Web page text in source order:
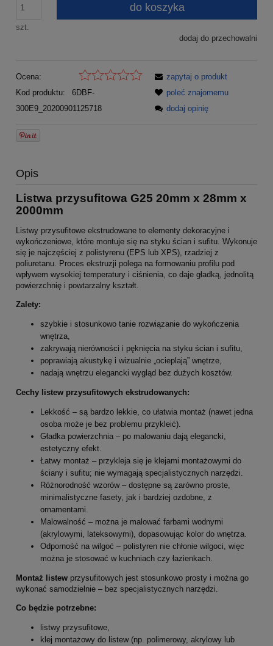
szt.
do koszyka
dodaj do przechowalni
Ocena:
Kod produktu:
6DBF-
300E9_20200901125718
zapytaj o produkt
poleć znajomemu
dodaj opinię
Opis
Listwa przysufitowa G25 20mm x 28mm x
2000mm
Listwy przysufitowe ekstrudowane to elementy dekoracyjne i
wykończeniowe, które montuje się na styku ścian i sufitu. Wykonuje
się je najczęściej z polistyrenu (EPS lub XPS), rzadziej z
poliuretanu. Proces ekstruzji polega na formowaniu profilu pod
wpływem wysokiej temperatury i ciśnienia, co daje gładką, jednolitą
powierzchnię i powtarzalny kształt.
Zalety:
szybkie i stosunkowo tanie rozwiązanie do wykończenia
wnętrza,
zakrywają nierówności i pęknięcia na styku ścian i sufitu,
poprawiają akustykę i wizualnie „ocieplają” wnętrze,
nadają wnętrzu elegancki wygląd bez dużych kosztów.
Cechy listew przysufitowych ekstrudowanych:
Lekkość – są bardzo lekkie, co ułatwia montaż (nawet jedna
osoba może je bez problemu przykleić).
Gładka powierzchnia – po malowaniu dają elegancki,
estetyczny efekt.
Łatwy montaż – przykleja się je klejami montażowymi do
ściany i sufitu; nie wymagają specjalistycznych narzędzi.
Różnorodność wzorów – dostępne są zarówno proste,
minimalistyczne fasety, jak i bardziej ozdobne, z
ornamentami.
Malowalność – można je malować farbami wodnymi
(akrylowymi, lateksowymi), dopasowując kolor do wnętrza.
Odporność na wilgoć – polistyren nie chłonie wilgoci, więc
można je stosować w kuchniach czy łazienkach.
Montaż listew przysufitowych jest stosunkowo prosty i można go
wykonać samodzielnie – bez specjalistycznych narzędzi.
Co będzie potrzebne:
listwy przysufitowe,
klej montażowy do listew (np. polimerowy, akrylowy lub